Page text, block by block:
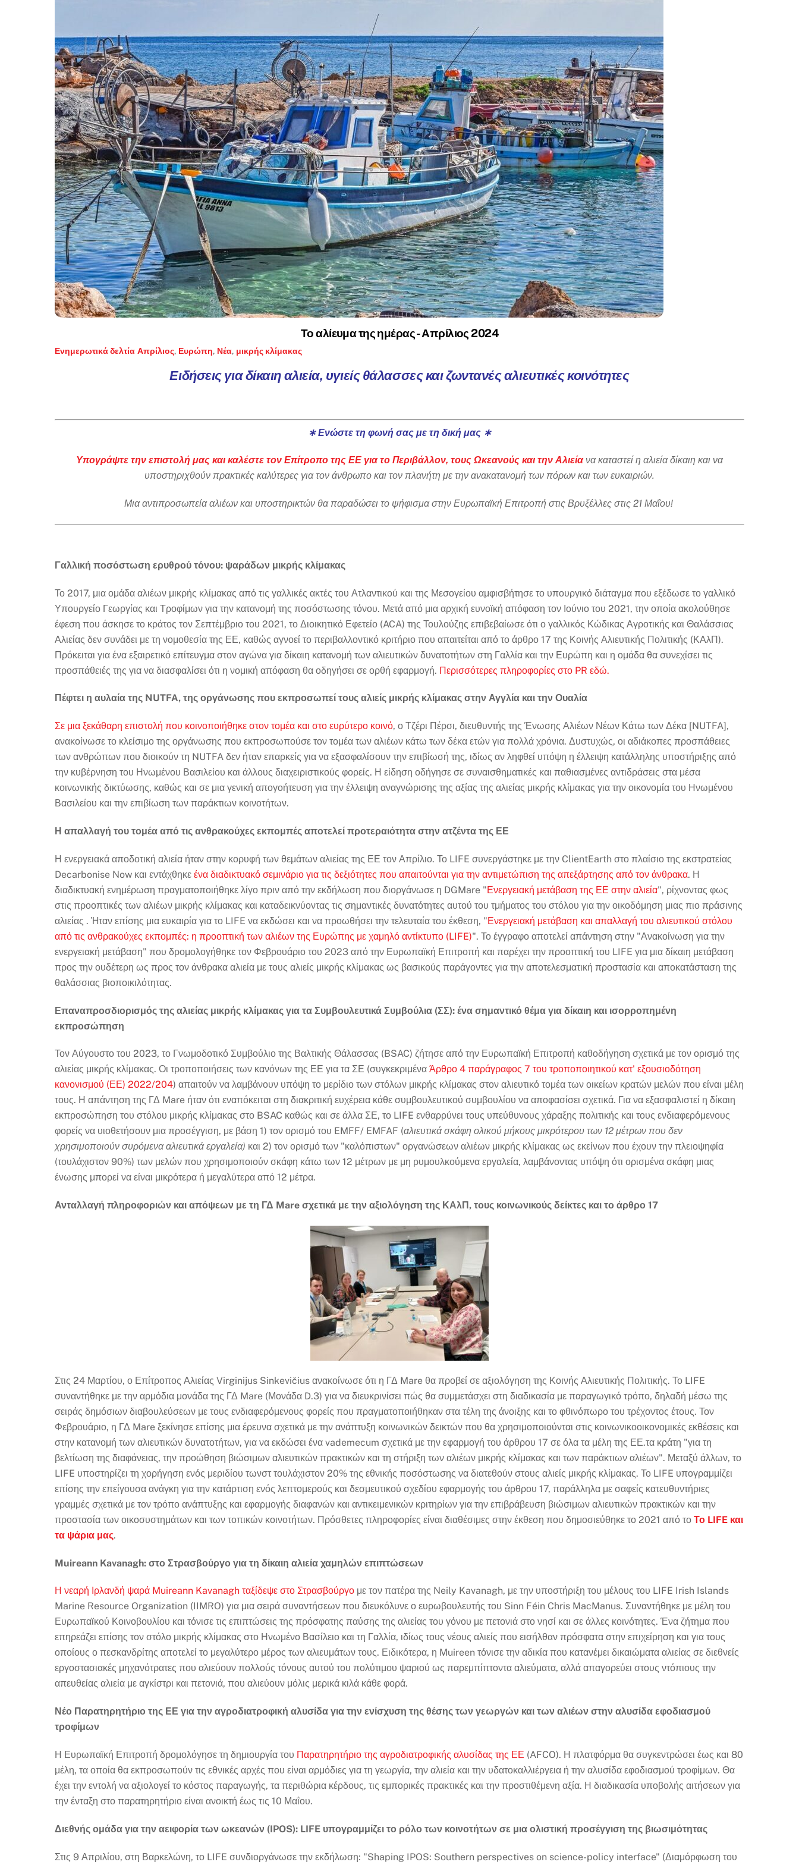
Το αλίευμα της ημέρας - Απρίλιος 2024
Ενημερωτικά δελτία Απρίλιος, Ευρώπη, Νέα, μικρής κλίμακας
Ειδήσεις για δίκαιη αλιεία, υγιείς θάλασσες και ζωντανές αλιευτικές κοινότητες
∗ Ενώστε τη φωνή σας με τη δική μας ∗
Υπογράψτε την επιστολή μας και καλέστε τον Επίτροπο της ΕΕ για το Περιβάλλον, τους Ωκεανούς και την Αλιείανα καταστεί η αλιεία δίκαιη και να
υποστηριχθούν πρακτικές καλύτερες για τον άνθρωπο και τον πλανήτη με την ανακατανομή των πόρων και των ευκαιριών.
Μια αντιπροσωπεία αλιέων και υποστηρικτών θα παραδώσει το ψήφισμα στην Ευρωπαϊκή Επιτροπή στις Βρυξέλλες στις 21 Μαΐου!
Γαλλική ποσόστωση ερυθρού τόνου: ψαράδων μικρής κλίμακας
Το 2017, μια ομάδα αλιέων μικρής κλίμακας από τις γαλλικές ακτές του Ατλαντικού και της Μεσογείου αμφισβήτησε το υπουργικό διάταγμα που εξέδωσε το γαλλικό
Υπουργείο Γεωργίας και Τροφίμων για την κατανομή της ποσόστωσης τόνου. Μετά από μια αρχική ευνοϊκή απόφαση τον Ιούνιο του 2021, την οποία ακολούθησε
έφεση που άσκησε το κράτος τον Σεπτέμβριο του 2021, το Διοικητικό Εφετείο (ACA) της Τουλούζης επιβεβαίωσε ότι ο γαλλικός Κώδικας Αγροτικής και Θαλάσσιας
Αλιείας δεν συνάδει με τη νομοθεσία της ΕΕ, καθώς αγνοεί το περιβαλλοντικό κριτήριο που απαιτείται από το άρθρο 17 της Κοινής Αλιευτικής Πολιτικής (ΚΑλΠ).
Πρόκειται για ένα εξαιρετικό επίτευγμα στον αγώνα για δίκαιη κατανομή των αλιευτικών δυνατοτήτων στη Γαλλία και την Ευρώπη και η ομάδα θα συνεχίσει τις
προσπάθειές της για να διασφαλίσει ότι η νομική απόφαση θα οδηγήσει σε ορθή εφαρμογή. Περισσότερες πληροφορίες στο PR εδώ.
Πέφτει η αυλαία της NUTFA, της οργάνωσης που εκπροσωπεί τους αλιείς μικρής κλίμακας στην Αγγλία και την Ουαλία
Σε μια ξεκάθαρη επιστολή που κοινοποιήθηκε στον τομέα και στο ευρύτερο κοινό, ο Τζέρι Πέρσι, διευθυντής της Ένωσης Αλιέων Νέων Κάτω των Δέκα [NUTFA],
ανακοίνωσε το κλείσιμο της οργάνωσης που εκπροσωπούσε τον τομέα των αλιέων κάτω των δέκα ετών για πολλά χρόνια. Δυστυχώς, οι αδιάκοπες προσπάθειες
των ανθρώπων που διοικούν τη NUTFA δεν ήταν επαρκείς για να εξασφαλίσουν την επιβίωσή της, ιδίως αν ληφθεί υπόψη η έλλειψη κατάλληλης υποστήριξης από
την κυβέρνηση του Ηνωμένου Βασιλείου και άλλους διαχειριστικούς φορείς. Η είδηση οδήγησε σε συναισθηματικές και παθιασμένες αντιδράσεις στα μέσα
κοινωνικής δικτύωσης, καθώς και σε μια γενική απογοήτευση για την έλλειψη αναγνώρισης της αξίας της αλιείας μικρής κλίμακας για την οικονομία του Ηνωμένου
Βασιλείου και την επιβίωση των παράκτιων κοινοτήτων.
Η απαλλαγή του τομέα από τις ανθρακούχες εκπομπές αποτελεί προτεραιότητα στην ατζέντα της ΕΕ
Η ενεργειακά αποδοτική αλιεία ήταν στην κορυφή των θεμάτων αλιείας της ΕΕ τον Απρίλιο. Το LIFE συνεργάστηκε με την ClientEarth στο πλαίσιο της εκστρατείας
Decarbonise Now και εντάχθηκε ένα διαδικτυακό σεμινάριο για τις δεξιότητες που απαιτούνται για την αντιμετώπιση της απεξάρτησης από τον άνθρακα. Η
διαδικτυακή ενημέρωση πραγματοποιήθηκε λίγο πριν από την εκδήλωση που διοργάνωσε η DGMare "Ενεργειακή μετάβαση της ΕΕ στην αλιεία", ρίχνοντας φως
στις προοπτικές των αλιέων μικρής κλίμακας και καταδεικνύοντας τις σημαντικές δυνατότητες αυτού του τμήματος του στόλου για την οικοδόμηση μιας πιο πράσινης
αλιείας . Ήταν επίσης μια ευκαιρία για το LIFE να εκδώσει και να προωθήσει την τελευταία του έκθεση, "Ενεργειακή μετάβαση και απαλλαγή του αλιευτικού στόλου
από τις ανθρακούχες εκπομπές: η προοπτική των αλιέων της Ευρώπης με χαμηλό αντίκτυπο (LIFE)". Το έγγραφο αποτελεί απάντηση στην "Ανακοίνωση για την
ενεργειακή μετάβαση" που δρομολογήθηκε τον Φεβρουάριο του 2023 από την Ευρωπαϊκή Επιτροπή και παρέχει την προοπτική του LIFE για μια δίκαιη μετάβαση
προς την ουδέτερη ως προς τον άνθρακα αλιεία με τους αλιείς μικρής κλίμακας ως βασικούς παράγοντες για την αποτελεσματική προστασία και αποκατάσταση της
θαλάσσιας βιοποικιλότητας.
Επαναπροσδιορισμός της αλιείας μικρής κλίμακας για τα Συμβουλευτικά Συμβούλια (ΣΣ): ένα σημαντικό θέμα για δίκαιη και ισορροπημένη
εκπροσώπηση
Τον Αύγουστο του 2023, το Γνωμοδοτικό Συμβούλιο της Βαλτικής Θάλασσας (BSAC) ζήτησε από την Ευρωπαϊκή Επιτροπή καθοδήγηση σχετικά με τον ορισμό της
αλιείας μικρής κλίμακας. Οι τροποποιήσεις των κανόνων της ΕΕ για τα ΣΕ (συγκεκριμένα Άρθρο 4 παράγραφος 7 του τροποποιητικού κατ' εξουσιοδότηση
κανονισμού (ΕΕ) 2022/204) απαιτούν να λαμβάνουν υπόψη το μερίδιο των στόλων μικρής κλίμακας στον αλιευτικό τομέα των οικείων κρατών μελών που είναι μέλη
τους. Η απάντηση της ΓΔ Mare ήταν ότι εναπόκειται στη διακριτική ευχέρεια κάθε συμβουλευτικού συμβουλίου να αποφασίσει σχετικά. Για να εξασφαλιστεί η δίκαιη
εκπροσώπηση του στόλου μικρής κλίμακας στο BSAC καθώς και σε άλλα ΣΕ, το LIFE ενθαρρύνει τους υπεύθυνους χάραξης πολιτικής και τους ενδιαφερόμενους
φορείς να υιοθετήσουν μια προσέγγιση, με βάση 1) τον ορισμό του EMFF/ EMFAF (αλιευτικά σκάφη ολικού μήκους μικρότερου των 12 μέτρων που δεν
χρησιμοποιούν συρόμενα αλιευτικά εργαλεία) και 2) τον ορισμό των "καλόπιστων" οργανώσεων αλιέων μικρής κλίμακας ως εκείνων που έχουν την πλειοψηφία
(τουλάχιστον 90%) των μελών που χρησιμοποιούν σκάφη κάτω των 12 μέτρων με μη ρυμουλκούμενα εργαλεία, λαμβάνοντας υπόψη ότι ορισμένα σκάφη μιας
ένωσης μπορεί να είναι μικρότερα ή μεγαλύτερα από 12 μέτρα.
Ανταλλαγή πληροφοριών και απόψεων με τη ΓΔ Mare σχετικά με την αξιολόγηση της ΚΑλΠ, τους κοινωνικούς δείκτες και το άρθρο 17
Στις 24 Μαρτίου, ο Επίτροπος Αλιείας Virginijus Sinkevičius ανακοίνωσε ότι η ΓΔ Mare θα προβεί σε αξιολόγηση της Κοινής Αλιευτικής Πολιτικής. Το LIFE
συναντήθηκε με την αρμόδια μονάδα της ΓΔ Mare (Μονάδα D.3) για να διευκρινίσει πώς θα συμμετάσχει στη διαδικασία με παραγωγικό τρόπο, δηλαδή μέσω της
σειράς δημόσιων διαβουλεύσεων με τους ενδιαφερόμενους φορείς που πραγματοποιήθηκαν στα τέλη της άνοιξης και το φθινόπωρο του τρέχοντος έτους. Τον
Φεβρουάριο, η ΓΔ Mare ξεκίνησε επίσης μια έρευνα σχετικά με την ανάπτυξη κοινωνικών δεικτών που θα χρησιμοποιούνται στις κοινωνικοοικονομικές εκθέσεις και
στην κατανομή των αλιευτικών δυνατοτήτων, για να εκδώσει ένα vademecum σχετικά με την εφαρμογή του άρθρου 17 σε όλα τα μέλη της ΕΕ.τα κράτη "για τη
βελτίωση της διαφάνειας, την προώθηση βιώσιμων αλιευτικών πρακτικών και τη στήριξη των αλιέων μικρής κλίμακας και των παράκτιων αλιέων". Μεταξύ άλλων, το
LIFE υποστηρίζει τη χορήγηση ενός μεριδίου τωνστ τουλάχιστον 20% της εθνικής ποσόστωσης να διατεθούν στους αλιείς μικρής κλίμακας. Το LIFE υπογραμμίζει
επίσης την επείγουσα ανάγκη για την κατάρτιση ενός λεπτομερούς και δεσμευτικού σχεδίου εφαρμογής του άρθρου 17, παράλληλα με σαφείς κατευθυντήριες
γραμμές σχετικά με τον τρόπο ανάπτυξης και εφαρμογής διαφανών και αντικειμενικών κριτηρίων για την επιβράβευση βιώσιμων αλιευτικών πρακτικών και την
προστασία των οικοσυστημάτων και των τοπικών κοινοτήτων. Πρόσθετες πληροφορίες είναι διαθέσιμες στην έκθεση που δημοσιεύθηκε το 2021 από το Το LIFE και
τα ψάρια μας.
Muireann Kavanagh: στο Στρασβούργο για τη δίκαιη αλιεία χαμηλών επιπτώσεων
Η νεαρή Ιρλανδή ψαρά Muireann Kavanagh ταξίδεψε στο Στρασβούργο με τον πατέρα της Neily Kavanagh, με την υποστήριξη του μέλους του LIFE Irish Islands
Marine Resource Organization (IIMRO) για μια σειρά συναντήσεων που διευκόλυνε ο ευρωβουλευτής του Sinn Féin Chris MacManus. Συναντήθηκε με μέλη του
Ευρωπαϊκού Κοινοβουλίου και τόνισε τις επιπτώσεις της πρόσφατης παύσης της αλιείας του γόνου με πετονιά στο νησί και σε άλλες κοινότητες. Ένα ζήτημα που
επηρεάζει επίσης τον στόλο μικρής κλίμακας στο Ηνωμένο Βασίλειο και τη Γαλλία, ιδίως τους νέους αλιείς που εισήλθαν πρόσφατα στην επιχείρηση και για τους
οποίους ο πεσκανδρίτης αποτελεί το μεγαλύτερο μέρος των αλιευμάτων τους. Ειδικότερα, η Muireen τόνισε την αδικία που κατανέμει δικαιώματα αλιείας σε διεθνείς
εργοστασιακές μηχανότρατες που αλιεύουν πολλούς τόνους αυτού του πολύτιμου ψαριού ως παρεμπίπτοντα αλιεύματα, αλλά απαγορεύει στους ντόπιους την
απευθείας αλιεία με αγκίστρι και πετονιά, που αλιεύουν μόλις μερικά κιλά κάθε φορά.
Νέο Παρατηρητήριο της ΕΕ για την αγροδιατροφική αλυσίδα για την ενίσχυση της θέσης των γεωργών και των αλιέων στην αλυσίδα εφοδιασμού
τροφίμων
Η Ευρωπαϊκή Επιτροπή δρομολόγησε τη δημιουργία του Παρατηρητήριο της αγροδιατροφικής αλυσίδας της ΕΕ (AFCO). Η πλατφόρμα θα συγκεντρώσει έως και 80
μέλη, τα οποία θα εκπροσωπούν τις εθνικές αρχές που είναι αρμόδιες για τη γεωργία, την αλιεία και την υδατοκαλλιέργεια ή την αλυσίδα εφοδιασμού τροφίμων. Θα
έχει την εντολή να αξιολογεί το κόστος παραγωγής, τα περιθώρια κέρδους, τις εμπορικές πρακτικές και την προστιθέμενη αξία. Η διαδικασία υποβολής αιτήσεων για
την ένταξη στο παρατηρητήριο είναι ανοικτή έως τις 10 Μαΐου.
Διεθνής ομάδα για την αειφορία των ωκεανών (IPOS): LIFE υπογραμμίζει το ρόλο των κοινοτήτων σε μια ολιστική προσέγγιση της βιωσιμότητας
Στις 9 Απριλίου, στη Βαρκελώνη, το LIFE συνδιοργάνωσε την εκδήλωση: "Shaping IPOS: Southern perspectives on science-policy interface" (Διαμόρφωση του